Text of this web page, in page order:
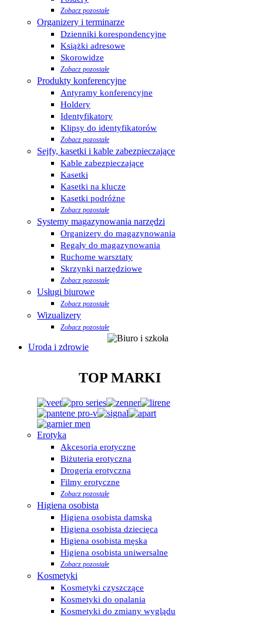
Zobacz pozostałe
Organizery i terminarze
Dzienniki korespondencyjne
Książki adresowe
Skorowidze
Zobacz pozostałe
Produkty konferencyjne
Antyramy konferencyjne
Holdery
Identyfikatory
Klipsy do identyfikatorów
Zobacz pozostałe
Sejfy, kasetki i kable zabezpieczające
Kable zabezpieczające
Kasetki
Kasetki na klucze
Kasetki podróżne
Zobacz pozostałe
Systemy magazynowania narzędzi
Organizery do magazynowania
Regały do magazynowania
Ruchome warsztaty
Skrzynki narzędziowe
Zobacz pozostałe
Usługi biurowe
Zobacz pozostałe
Wizualizery
Zobacz pozostałe
Uroda i zdrowie
TOP MARKI
Erotyka
Akcesoria erotyczne
Biżuteria erotyczna
Drogeria erotyczna
Filmy erotyczne
Zobacz pozostałe
Higiena osobista
Higiena osobista damska
Higiena osobista dziecięca
Higiena osobista męska
Higiena osobista uniwersalne
Zobacz pozostałe
Kosmetyki
Kosmetyki czyszczące
Kosmetyki do opalania
Kosmetyki do zmiany wyglądu